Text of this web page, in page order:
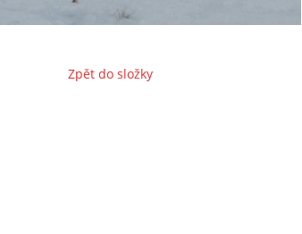
Zpět do složky